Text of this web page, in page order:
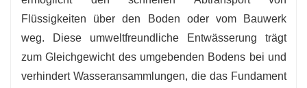
Flüssigkeiten über den Boden oder vom Bauwerk
weg. Diese umweltfreundliche Entwässerung trägt
zum Gleichgewicht des umgebenden Bodens bei und
verhindert Wasseransammlungen, die das Fundament